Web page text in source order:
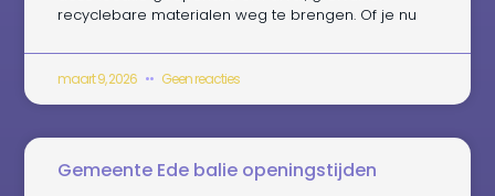
recyclebare materialen weg te brengen. Of je nu
maart 9, 2026 Geen reacties
Gemeente Ede balie openingstijden